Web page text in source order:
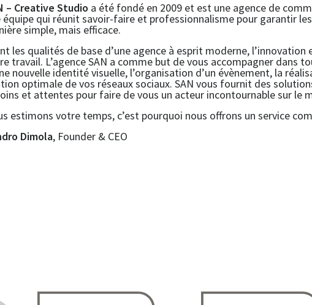
– Creative Studio a été fondé en 2009 et est une agence de
équipe qui réunit savoir-faire et professionnalisme pour garantir
simple, mais efficace.
les qualités de base d’une agence à esprit moderne,
travail. L’agence SAN a comme but de vous accompagner dans
nouvelle identité visuelle, l’organisation d’un évènement, la
optimale de vos réseaux sociaux. SAN vous fournit des
et attentes pour faire de vous un acteur incontournable sur le
estimons votre temps, c’est pourquoi nous offrons un service
Dimola, Founder & CEO